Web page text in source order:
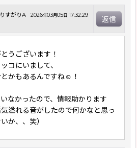
すがりA 2026年03月05日 17:32:29
返信
うございます！
コにいまして、
かもあるんですね☺︎！
なかったので、情報助かります
溢れる音がしたので何かなと思っ
か、、笑）